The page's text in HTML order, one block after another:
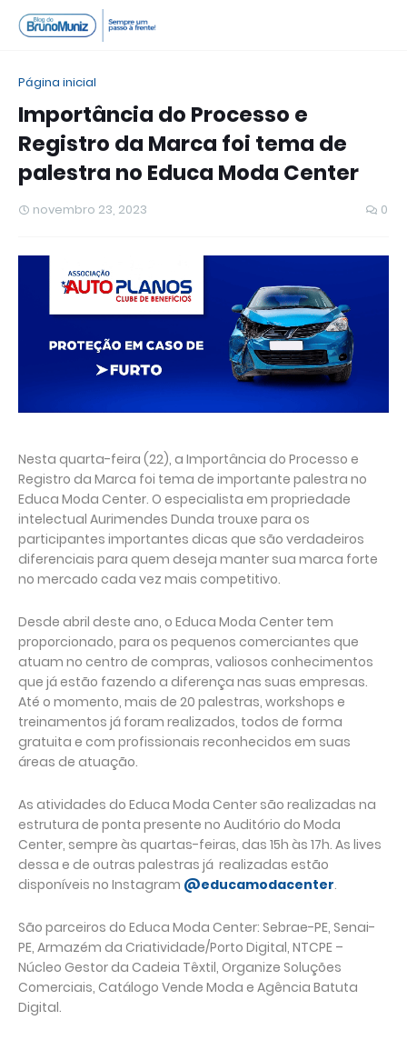
Página inicial
Importância do Processo e
Registro da Marca foi tema de
palestra no Educa Moda Center
novembro 23, 2023 0
Nesta quarta-feira (22), a Importância do Processo e
Registro da Marca foi tema de importante palestra no
Educa Moda Center. O especialista em propriedade
intelectual Aurimendes Dunda trouxe para os
participantes importantes dicas que são verdadeiros
diferenciais para quem deseja manter sua marca forte
no mercado cada vez mais competitivo.
Desde abril deste ano, o Educa Moda Center tem
proporcionado, para os pequenos comerciantes que
atuam no centro de compras, valiosos conhecimentos
que já estão fazendo a diferença nas suas empresas.
Até o momento, mais de 20 palestras, workshops e
treinamentos já foram realizados, todos de forma
gratuita e com profissionais reconhecidos em suas
áreas de atuação.
As atividades do Educa Moda Center são realizadas na
estrutura de ponta presente no Auditório do Moda
Center, sempre às quartas-feiras, das 15h às 17h. As lives
dessa e de outras palestras já realizadas estão
disponíveis no Instagram @educamodacenter.
São parceiros do Educa Moda Center: Sebrae-PE, Senai-
PE, Armazém da Criatividade/Porto Digital, NTCPE –
Núcleo Gestor da Cadeia Têxtil, Organize Soluções
Comerciais, Catálogo Vende Moda e Agência Batuta
Digital.